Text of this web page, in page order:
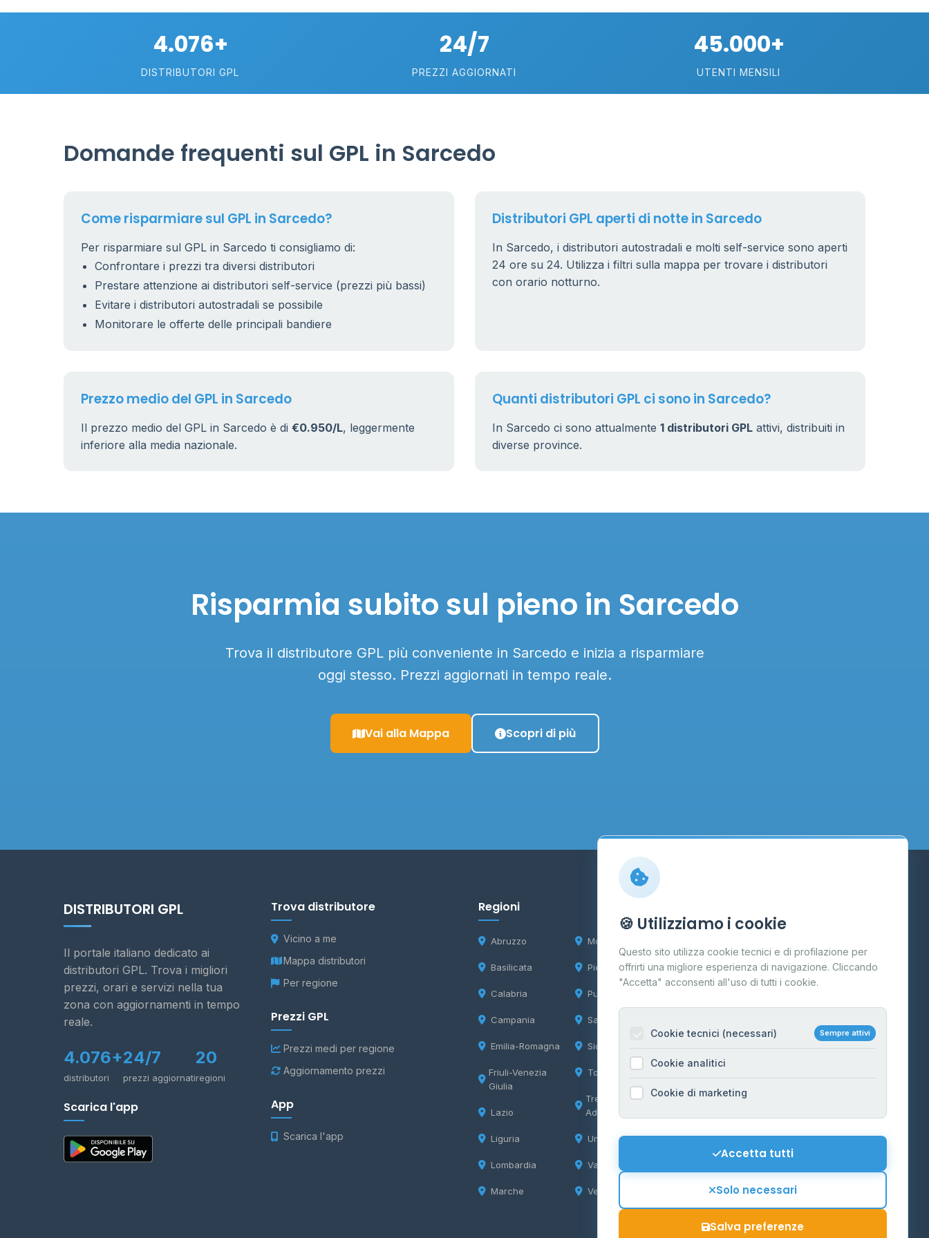
20
25
38
10
0.779 €
0.799 €
4.076+
DISTRIBUTORI GPL
24/7
PREZZI AGGIORNATI
45.000+
UTENTI MENSILI
Domande frequenti sul GPL in Sarcedo
Come risparmiare sul GPL in Sarcedo?
Per risparmiare sul GPL in Sarcedo ti consigliamo di:
Confrontare i prezzi tra diversi distributori
Prestare attenzione ai distributori self-service (prezzi più bassi)
Evitare i distributori autostradali se possibile
Monitorare le offerte delle principali bandiere
Distributori GPL aperti di notte in Sarcedo
In Sarcedo, i distributori autostradali e molti self-service sono aperti
24 ore su 24. Utilizza i filtri sulla mappa per trovare i distributori
con orario notturno.
Prezzo medio del GPL in Sarcedo
Il prezzo medio del GPL in Sarcedo è di €0.950/L, leggermente
inferiore alla media nazionale.
Quanti distributori GPL ci sono in Sarcedo?
In Sarcedo ci sono attualmente 1 distributori GPL attivi, distribuiti in
diverse province.
Risparmia subito sul pieno in Sarcedo
Trova il distributore GPL più conveniente in Sarcedo e inizia a risparmiare
oggi stesso. Prezzi aggiornati in tempo reale.
Vai alla Mappa Scopri di più
DISTRIBUTORI GPL
Il portale italiano dedicato ai
distributori GPL. Trova i migliori
prezzi, orari e servizi nella tua
zona con aggiornamenti in tempo
reale.
4.076+
distributori
24/7
prezzi aggiornati
20
regioni
Scarica l'app
Trova distributore
Vicino a me
Mappa distributori
Per regione
Prezzi GPL
Prezzi medi per regione
Aggiornamento prezzi
App
Scarica l'app
Regioni
Abruzzo
Basilicata
Calabria
Campania
Emilia-Romagna
Friuli-Venezia
Giulia
Lazio
Liguria
Lombardia
Marche
Molise
Piemonte
Puglia
Sardegna
Sicilia
Toscana
Trentino-Alto
Adige
Umbria
Valle d'Aosta
Veneto
Contatti
Per gestori
Informazioni legali
Privacy Policy
Cookie Policy
Mappa del sito
Contattaci
🍪 Utilizziamo i cookie
Questo sito utilizza cookie tecnici e di profilazione per
offrirti una migliore esperienza di navigazione. Cliccando
"Accetta" acconsenti all'uso di tutti i cookie.
Cookie tecnici (necessari) Sempre attivi
Cookie analitici
Cookie di marketing
Accetta tutti
Solo necessari
Salva preferenze